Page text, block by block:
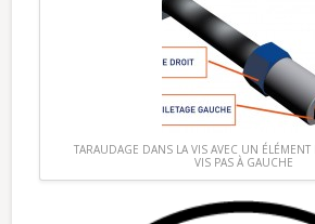
TARAUDAGE DANS LA VIS AVEC UN ÉLÉMENT
VIS PAS À GAUCHE